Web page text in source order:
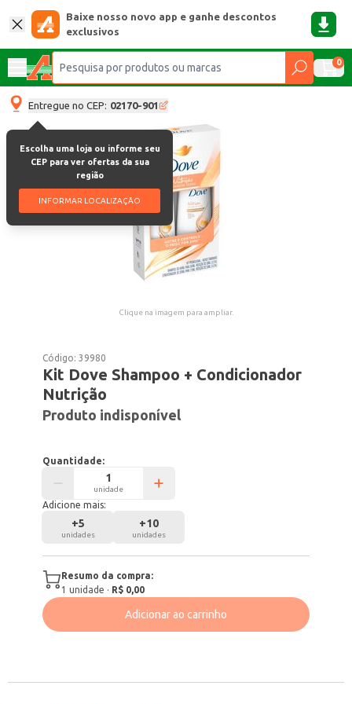
Baixe nosso novo app e ganhe descontos
exclusivos
0
Entregue no CEP: 02170-901
Escolha uma loja ou informe seu
CEP para ver ofertas da sua
região
INFORMAR LOCALIZAÇÃO
Clique na imagem para ampliar.
Código:39980
Kit Dove Shampoo + Condicionador
Nutrição
Produto indisponível
Quantidade:
unidade
Adicione mais:
+5
unidades
+10
unidades
Resumo da compra:
1 unidade · R$ 0,00
Adicionar ao carrinho